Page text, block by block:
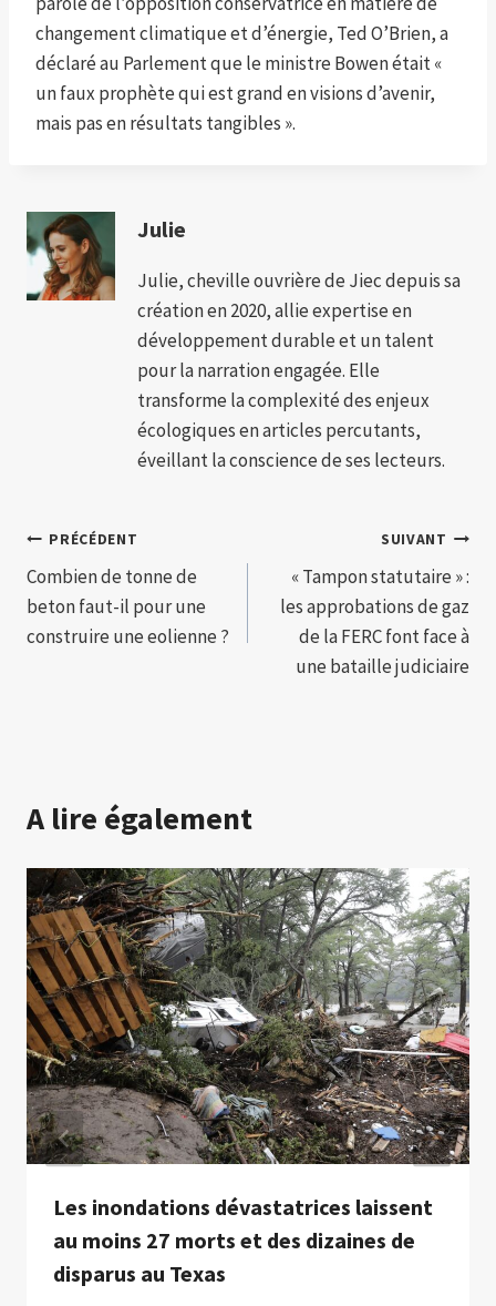
changement climatique et d’énergie, Ted O’Brien, a
déclaré au Parlement que le ministre Bowen était «
un faux prophète qui est grand en visions d’avenir,
mais pas en résultats tangibles ».
Julie
Julie, cheville ouvrière de Jiec depuis sa
création en 2020, allie expertise en
développement durable et un talent
pour la narration engagée. Elle
transforme la complexité des enjeux
écologiques en articles percutants,
éveillant la conscience de ses lecteurs.
Navigation
de
l’article
PRÉCÉDENT
Combien de tonne de
beton faut-il pour une
construire une eolienne ?
SUIVANT
« Tampon statutaire » :
les approbations de gaz
de la FERC font face à
une bataille judiciaire
A lire également
Les inondations dévastatrices laissent
au moins 27 morts et des dizaines de
disparus au Texas